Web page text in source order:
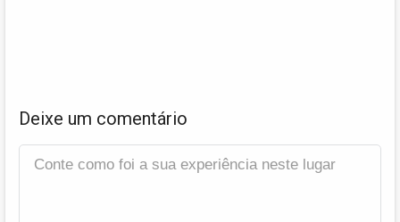
Deixe um comentário